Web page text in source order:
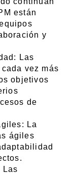
están
y
Las
vez más
objetivos
de
La
ágiles
Las